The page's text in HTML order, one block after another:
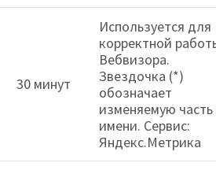
30 минут
Используется для
корректной
Вебвизора.
Звездочка (*)
обозначает
изменяемую часть
имени. Сервис:
Яндекс.Метрика